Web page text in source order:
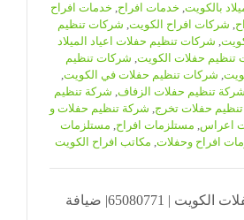
بالكويت, خدمات افراح, خدمات افراح
, شركات افراح الكويت, شركات تنظيم
, شركات تنظيم حفلات اعياد الميلاد
تنظيم حفلات الكويت, شركات تنظيم
, شركات تنظيم حفلات في الكويت,
شركة تنظيم حفلات الزفاف, شركة تنظيم
حفلات تخرج, شركة تنظيم حفلات و
اعراس, مستلزمات افراح, مستلزمات
افراح وحفلات, مكاتب افراح الكويت
شركة تنظيم حفلات الكويت | 65080771| ضيافة